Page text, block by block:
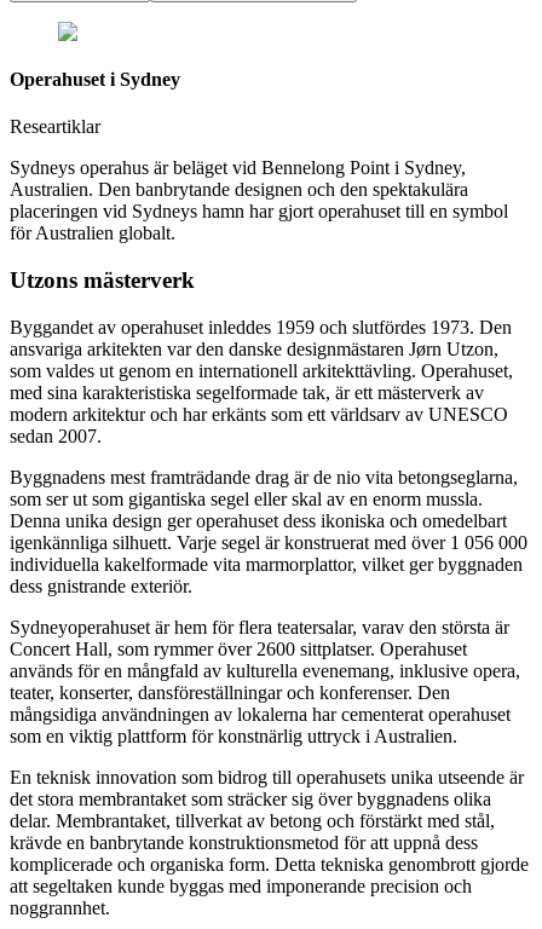
Operahuset i Sydney
Researtiklar
Sydneys operahus är beläget vid Bennelong Point i Sydney,
Australien. Den banbrytande designen och den spektakulära
placeringen vid Sydneys hamn har gjort operahuset till en symbol
för Australien globalt.
Utzons mästerverk
Byggandet av operahuset inleddes 1959 och slutfördes 1973. Den
ansvariga arkitekten var den danske designmästaren Jørn Utzon,
som valdes ut genom en internationell arkitekttävling. Operahuset,
med sina karakteristiska segelformade tak, är ett mästerverk av
modern arkitektur och har erkänts som ett världsarv av UNESCO
sedan 2007.
Byggnadens mest framträdande drag är de nio vita betongseglarna,
som ser ut som gigantiska segel eller skal av en enorm mussla.
Denna unika design ger operahuset dess ikoniska och omedelbart
igenkännliga silhuett. Varje segel är konstruerat med över 1 056 000
individuella kakelformade vita marmorplattor, vilket ger byggnaden
dess gnistrande exteriör.
Sydneyoperahuset är hem för flera teatersalar, varav den största är
Concert Hall, som rymmer över 2600 sittplatser. Operahuset
används för en mångfald av kulturella evenemang, inklusive opera,
teater, konserter, dansföreställningar och konferenser. Den
mångsidiga användningen av lokalerna har cementerat operahuset
som en viktig plattform för konstnärlig uttryck i Australien.
En teknisk innovation som bidrog till operahusets unika utseende är
det stora membrantaket som sträcker sig över byggnadens olika
delar. Membrantaket, tillverkat av betong och förstärkt med stål,
krävde en banbrytande konstruktionsmetod för att uppnå dess
komplicerade och organiska form. Detta tekniska genombrott gjorde
att segeltaken kunde byggas med imponerande precision och
noggrannhet.